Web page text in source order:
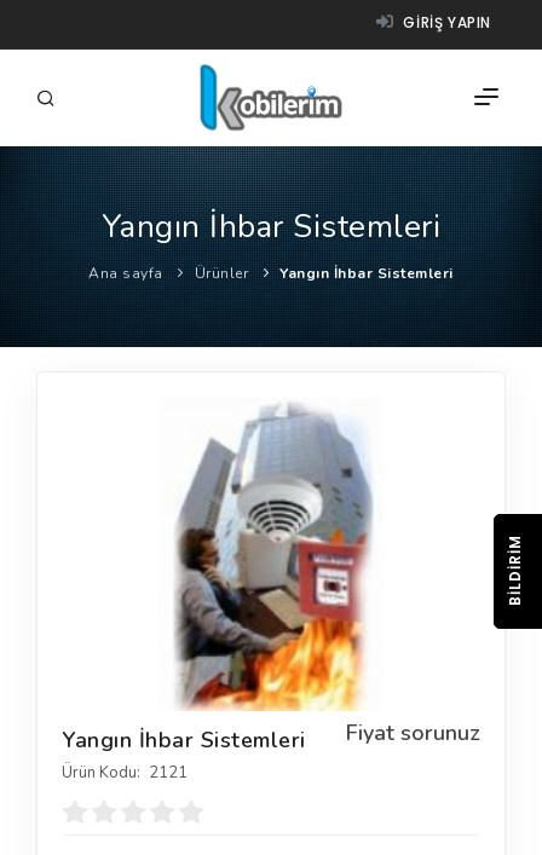
GIRIŞ YAPIN
FIRMALAR
ÜRÜNLER
NASIL ÇALIŞIR?
Yangın İhbar Sistemleri
Ana sayfa Ürünler Yangın İhbar Sistemleri
Fiyat sorunuz
Yangın İhbar Sistemleri
Ürün Kodu: 2121
BILDIRIM